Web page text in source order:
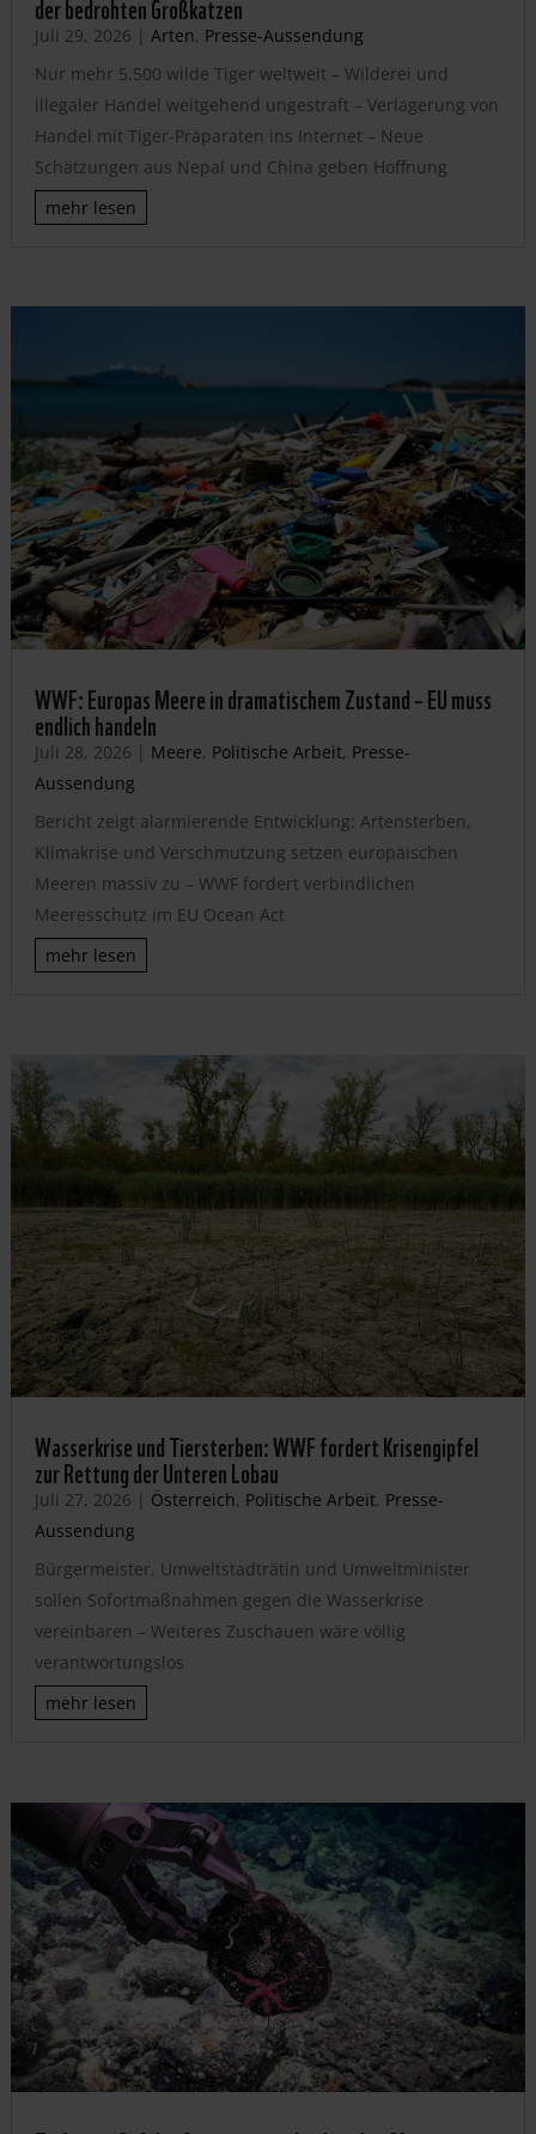
Juli 29, 2026 | Arten, Presse-Aussendung
Nur mehr 5.500 wilde Tiger weltweit – Wilderei und
illegaler Handel weitgehend ungestraft – Verlagerung von
Handel mit Tiger-Präparaten ins Internet – Neue
Schätzungen aus Nepal und China geben Hoffnung
mehr lesen
WWF: Europas Meere in dramatischem Zustand – EU muss
endlich handeln
Juli 28, 2026 | Meere, Politische Arbeit, Presse-
Aussendung
Bericht zeigt alarmierende Entwicklung: Artensterben,
Klimakrise und Verschmutzung setzen europäischen
Meeren massiv zu – WWF fordert verbindlichen
Meeresschutz im EU Ocean Act
mehr lesen
Wasserkrise und Tiersterben: WWF fordert Krisengipfel
zur Rettung der Unteren Lobau
Juli 27, 2026 | Österreich, Politische Arbeit, Presse-
Aussendung
Bürgermeister, Umweltstadträtin und Umweltminister
sollen Sofortmaßnahmen gegen die Wasserkrise
vereinbaren – Weiteres Zuschauen wäre völlig
verantwortungslos
mehr lesen